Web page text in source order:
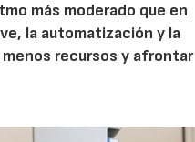
más moderado que en
la automatización y la
recursos y afrontar